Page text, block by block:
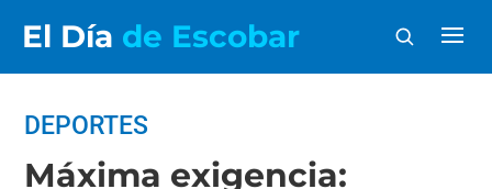
El Día de Escobar
DEPORTES
Máxima exigencia: